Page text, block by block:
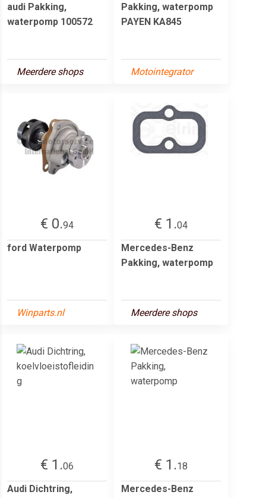
audi Pakking,
waterpomp 100572
Meerdere shops
Pakking, waterpomp
PAYEN KA845
Motointegrator
€ 0.94
ford Waterpomp
Winparts.nl
€ 1.04
Mercedes-Benz
Pakking, waterpomp
Meerdere shops
€ 1.06
Audi Dichtring,
€ 1.18
Mercedes-Benz